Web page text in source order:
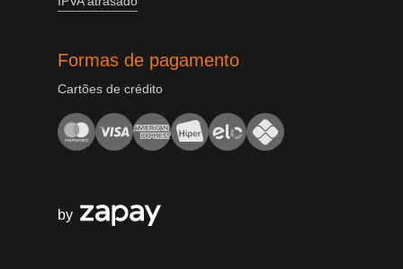
Formas de pagamento
Cartões de crédito
by